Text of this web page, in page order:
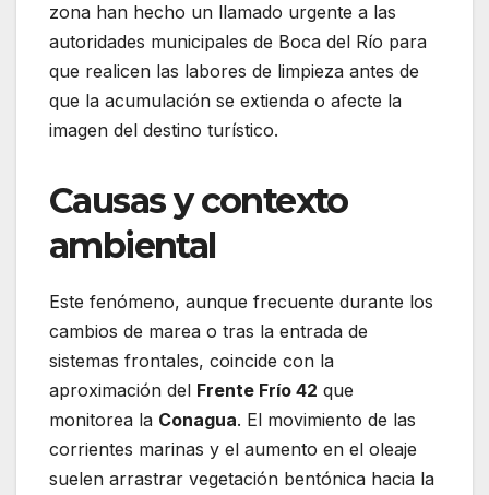
zona han hecho un llamado urgente a las
autoridades municipales de Boca del Río para
que realicen las labores de limpieza antes de
que la acumulación se extienda o afecte la
imagen del destino turístico.
Causas y contexto
ambiental
Este fenómeno, aunque frecuente durante los
cambios de marea o tras la entrada de
sistemas frontales, coincide con la
aproximación del Frente Frío 42 que
monitorea la Conagua. El movimiento de las
corrientes marinas y el aumento en el oleaje
suelen arrastrar vegetación bentónica hacia la